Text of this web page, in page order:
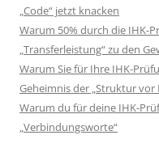
„Code“ jetzt knacken
Warum 50% durch die IHK-
„Transferleistung“ zu den
Warum Sie für Ihre IHK-
Geheimnis der „Struktur vor
Warum du für deine IHK-
„Verbindungsworte“